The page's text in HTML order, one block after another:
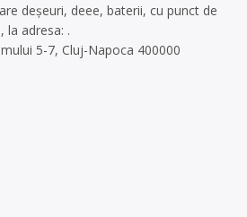
deșeuri, deee, baterii, cu punct de
la adresa: .
5-7, Cluj-Napoca 400000